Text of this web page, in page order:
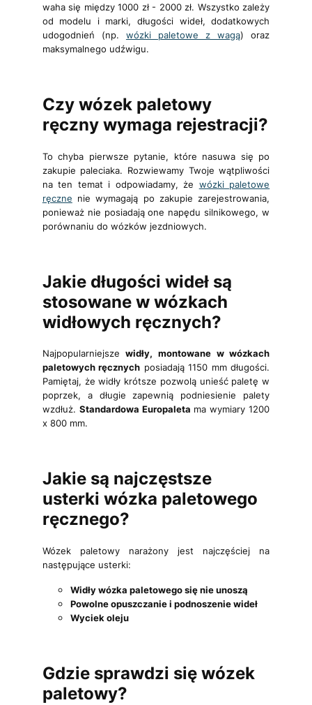
waha się między 1000 zł - 2000 zł. Wszystko zależy
od modelu i marki, długości wideł, dodatkowych
udogodnień (np. wózki paletowe z wagą) oraz
maksymalnego udźwigu.
Czy wózek paletowy
ręczny wymaga rejestracji?
To chyba pierwsze pytanie, które nasuwa się po
zakupie paleciaka. Rozwiewamy Twoje wątpliwości
na ten temat i odpowiadamy, że wózki paletowe
ręczne nie wymagają po zakupie zarejestrowania,
ponieważ nie posiadają one napędu silnikowego, w
porównaniu do wózków jezdniowych.
Jakie długości wideł są
stosowane w wózkach
widłowych ręcznych?
Najpopularniejszewidły, montowane w wózkach
paletowych ręcznych posiadają 1150 mm długości.
Pamiętaj, że widły krótsze pozwolą unieść paletę w
poprzek, a długie zapewnią podniesienie palety
wzdłuż. Standardowa Europaleta ma wymiary 1200
x 800 mm.
Jakie są najczęstsze
usterki wózka paletowego
ręcznego?
Wózek paletowy narażony jest najczęściej na
następujące usterki:
Widły wózka paletowego się nie unoszą
Powolne opuszczanie i podnoszenie wideł
Wyciek oleju
Gdzie sprawdzi się wózek
paletowy?